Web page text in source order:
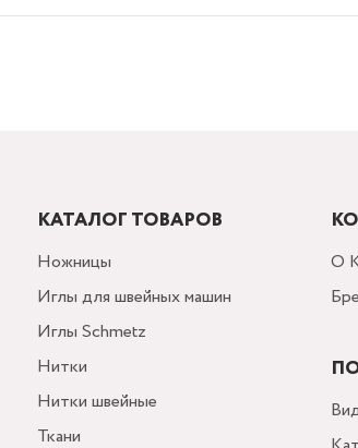
КАТАЛОГ ТОВАРОВ
Ножницы
Иглы для швейных машин
Иглы Schmetz
Нитки
Нитки швейные
Ткани
О